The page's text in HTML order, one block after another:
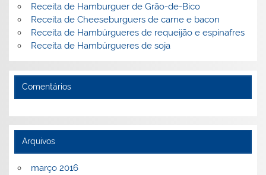
Receita de Hamburguer de Grão-de-Bico
Receita de Cheeseburguers de carne e bacon
Receita de Hambúrgueres de requeijão e espinafres
Receita de Hambúrgueres de soja
Comentários
Arquivos
março 2016